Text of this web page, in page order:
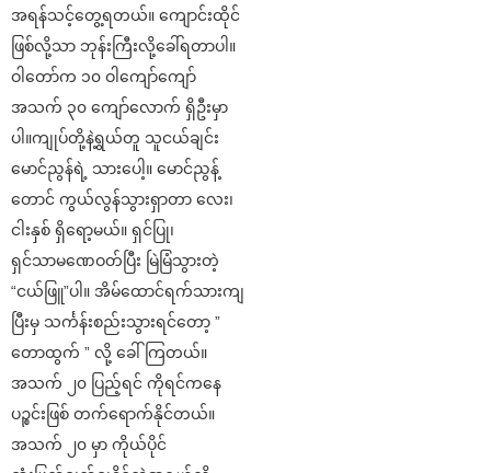
အရန်သင့်တွေ့ရတယ်။ ကျောင်းထိုင်
ဖြစ်လို့သာ ဘုန်းကြီးလို့ခေါ်ရတာပါ။
ဝါတော်က ၁၀ ဝါကျော်ကျော်
အသက် ၃၀ ကျော်လောက် ရှိဦးမှာ
ပါ။ကျုပ်တို့နဲ့ရွယ်တူ သူငယ်ချင်း
မောင်ညွန်ရဲ့ သားပေါ့။ မောင်ညွန့်
တောင် ကွယ်လွန်သွားရှာတာ လေး၊
ငါးနှစ် ရှိရော့မယ်။ ရှင်ပြု၊
ရှင်သာမဏေဝတ်ပြီး မြဲမြံသွားတဲ့
“ငယ်ဖြူ”ပါ။ အိမ်ထောင်ရက်သားကျ
ပြီးမှ သင်္ကန်းစည်းသွားရင်တော့ ”
တောထွက် ” လို့ ခေါ်ကြတယ်။
အသက် ၂၀ ပြည့်ရင် ကိုရင်ကနေ
ပဉ္စင်းဖြစ် တက်ရောက်နိုင်တယ်။
အသက် ၂၀ မှာ ကိုယ်ပိုင်